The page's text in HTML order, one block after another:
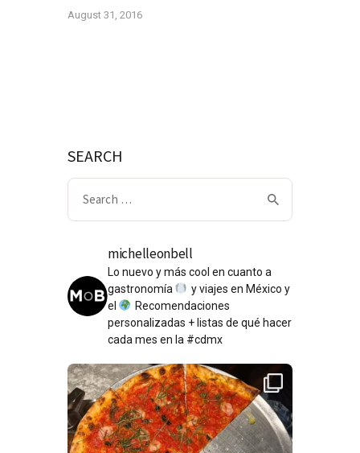
August 31, 2016
SEARCH
Search
for:
michelleonbell
Lo nuevo y más cool en cuanto a
gastronomía
y viajes en México y
el
Recomendaciones
personalizadas + listas de qué hacer
cada mes en la #cdmx